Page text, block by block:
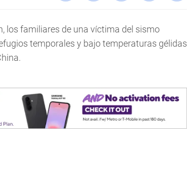
los familiares de una víctima del sismo
temporales y bajo temperaturas gélidas